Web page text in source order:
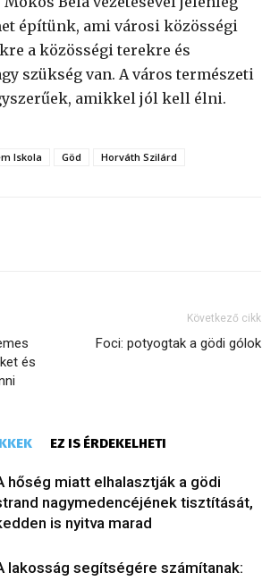
építünk, ami városi közösségi
a közösségi terekre és
szükség van. A város természeti
amikkel jól kell élni.
Iskola Göd Horváth Szilárd
és
Következő cikk
Foci: potyogtak a gödi gólok
EZ IS ÉRDEKELHETI
hőség miatt elhalasztják a gödi
nagymedencéjének tisztítását,
is nyitva marad
lakosság segítségére számítanak: